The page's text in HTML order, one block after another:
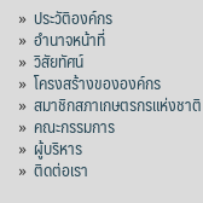
» ประวัติองค์กร
» อำนาจหน้าที่
» วิสัยทัศน์
» โครงสร้างขององค์กร
» สมาชิกสภาเกษตรกรแห่งชาติ
» คณะกรรมการ
» ผู้บริหาร
» ติดต่อเรา